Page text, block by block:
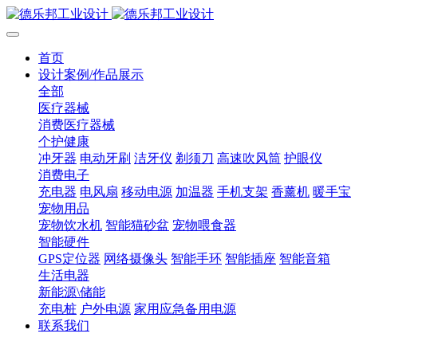
首页
设计案例/作品展示
全部
医疗器械
消费医疗器械
个护健康
冲牙器 电动牙刷 洁牙仪 剃须刀 高速吹风筒 护眼仪
消费电子
充电器 电风扇 移动电源 加温器 手机支架 香薰机 暖手宝
宠物用品
宠物饮水机 智能猫砂盆 宠物喂食器
智能硬件
GPS定位器 网络摄像头 智能手环 智能插座 智能音箱
生活电器
新能源\储能
充电桩 户外电源 家用应急备用电源
联系我们